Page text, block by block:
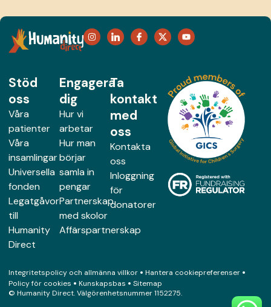
Stöd
oss
Våra
patienter
Våra
insamlingar
Universella
fonden
Legatgåvor
till
Humanity
Direct
Engagera
dig
Hur vi
arbetar
Hur man
börjar
samla in
pengar
Partnerskap
med skolor
Affärspartnerskap
Ta
kontakt
med
oss
Kontakta
oss
Inloggning
för
donatorer
© Humanity Direct. Välgörenhetsnummer 1152275.
Integritetspolicy och allmänna villkor
Hantera cookiepreferenser
Policy för cookies
Kunskapsbas Sitemap